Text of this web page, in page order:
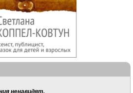
ненавидят.